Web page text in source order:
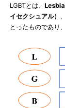
LGBTとは、
イセクシュアル）
とったものであり